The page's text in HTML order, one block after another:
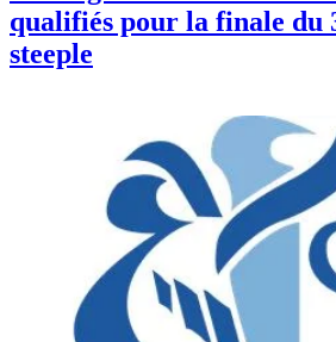
Le Journal | 06-08-2026